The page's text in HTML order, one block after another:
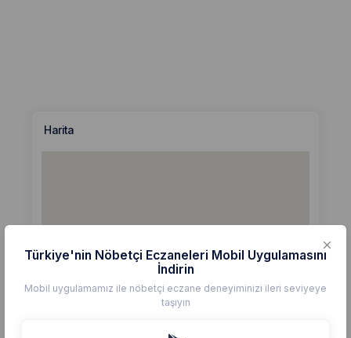
Harita
Türkiye'nin Nöbetçi Eczaneleri Mobil Uygulamasını
İndirin
Mobil uygulamamız ile nöbetçi eczane deneyiminizi ileri seviyeye
taşıyın